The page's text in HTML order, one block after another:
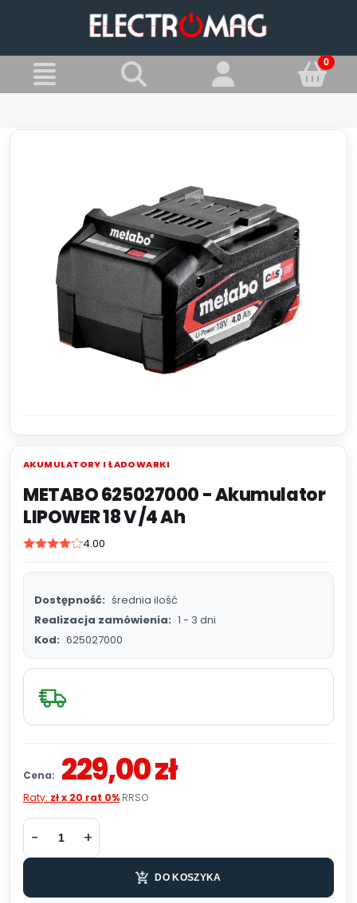
AKUMULATORY I ŁADOWARKI
AKUMULATORY I ŁADOWARKI
METABO 625027000 - Akumulator
LIPOWER 18 V /4 Ah
4.00
Dostępność: średnia ilość
Realizacja zamówienia: 1 - 3 dni
Kod: 625027000
Cena: 229,00 zł
Raty: zł x 20 rat 0% RRSO
DO KOSZYKA